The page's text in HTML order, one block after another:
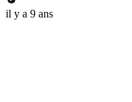
il y a 9 ans